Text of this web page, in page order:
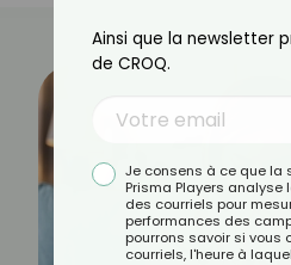
Ainsi que la newsletter
de CROQ.
Je consens à ce que la
Prisma Players analyse
des courriels pour
performances des
pourrons savoir si vous
courriels, l'heure à